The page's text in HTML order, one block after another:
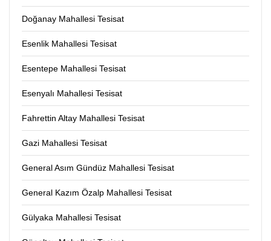
Doğanay Mahallesi Tesisat
Esenlik Mahallesi Tesisat
Esentepe Mahallesi Tesisat
Esenyalı Mahallesi Tesisat
Fahrettin Altay Mahallesi Tesisat
Gazi Mahallesi Tesisat
General Asım Gündüz Mahallesi Tesisat
General Kazım Özalp Mahallesi Tesisat
Gülyaka Mahallesi Tesisat